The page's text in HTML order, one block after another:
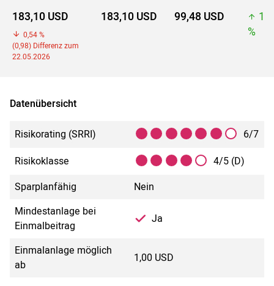
183,10 USD
0,54 %
(0,98) Differenz zum
22.05.2026
183,10 USD 99,48 USD
%
Datenübersicht
Risikorating (SRRI)
6/7
Risikoklasse
4/5 (D)
Sparplanfähig
Nein
Mindestanlage bei
Einmalbeitrag
Ja
Einmalanlage möglich
ab
1,00 USD